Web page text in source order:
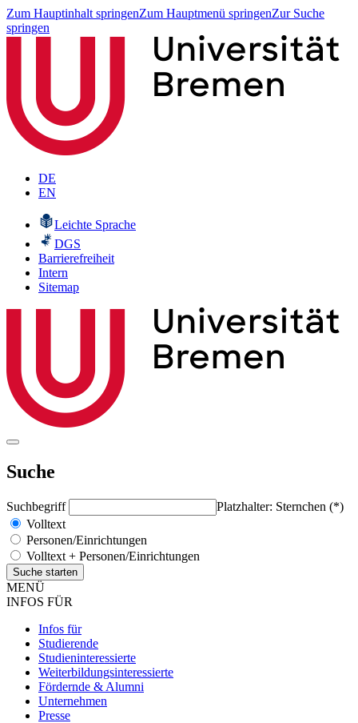
Zum Hauptinhalt springenZum Hauptmenü springenZur Suche
springen
DE
EN
Leichte Sprache
DGS
Barrierefreiheit
Intern
Sitemap
Suche
Suchbegriff
Platzhalter: Sternchen (*)
Volltext
Personen/Einrichtungen
Volltext + Personen/Einrichtungen
MENÜ
INFOS FÜR
Infos für
Studierende
Studieninteressierte
Weiterbildungsinteressierte
Fördernde & Alumni
Unternehmen
Presse